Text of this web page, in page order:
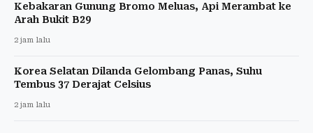
Kebakaran Gunung Bromo Meluas, Api Merambat ke
Arah Bukit B29
2 jam lalu
Korea Selatan Dilanda Gelombang Panas, Suhu
Tembus 37 Derajat Celsius
2 jam lalu